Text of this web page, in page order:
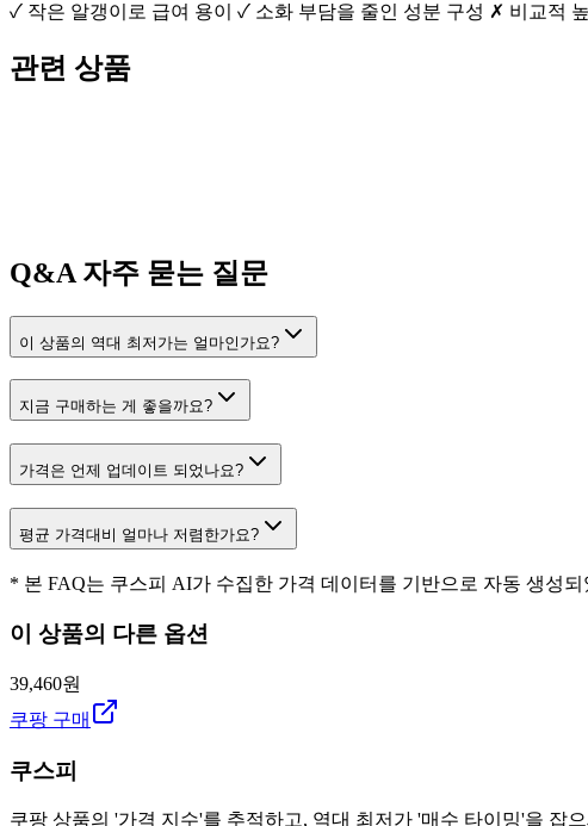
✓ 작은 알갱이로 급여 용이 ✓ 소화 부담을 줄인 성분 구성 ✗ 비교적
관련 상품
Q&A 자주 묻는 질문
이 상품의 역대 최저가는 얼마인가요?
지금 구매하는 게 좋을까요?
가격은 언제 업데이트 되었나요?
평균 가격대비 얼마나 저렴한가요?
* 본 FAQ는 쿠스피 AI가 수집한 가격 데이터를 기반으로 자동 생성
이 상품의 다른 옵션
39,460원
쿠팡 구매
쿠스피
쿠팡 상품의 '가격 지수'를 추적하고, 역대 최저가 '매수 타이밍'을 잡